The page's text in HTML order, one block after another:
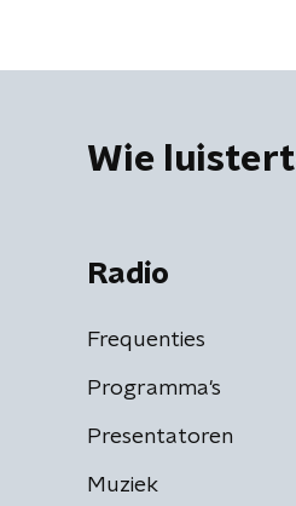
Wie luistert
Radio
Frequenties
Programma's
Presentatoren
Muziek